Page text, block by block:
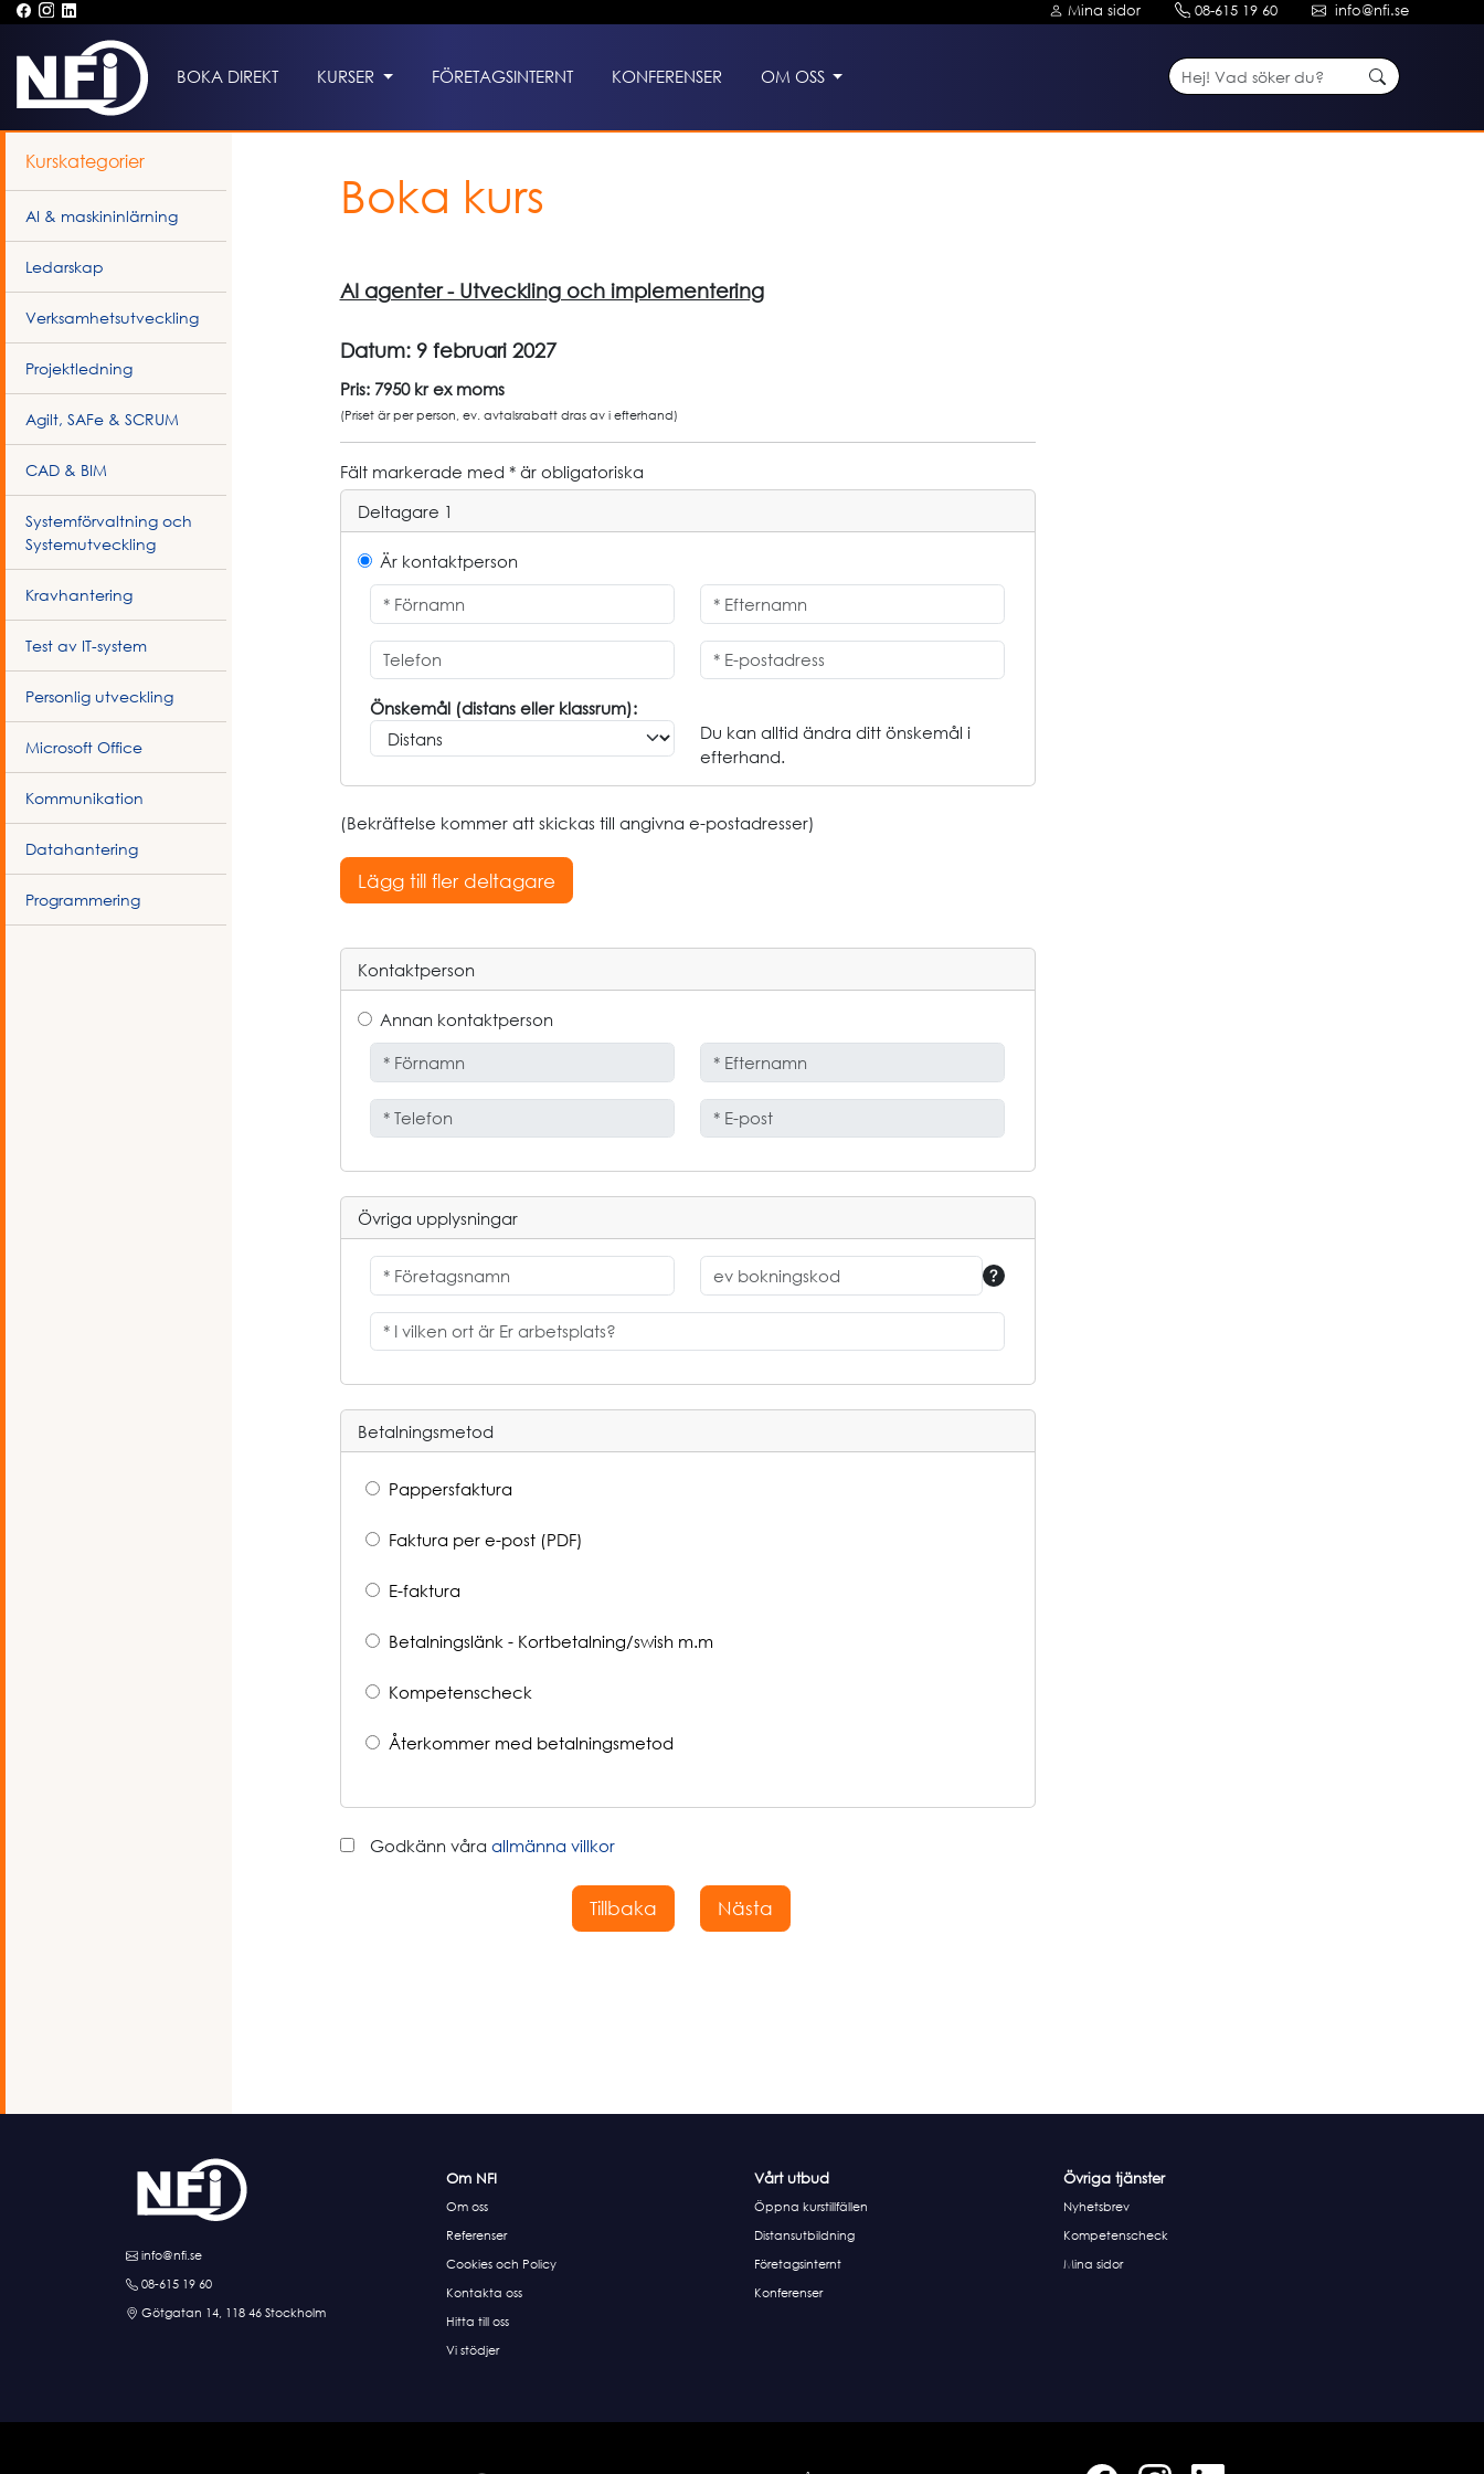
Mina sidor 08-615 19 60 info@nfi.se
BOKA DIREKT KURSER FÖRETAGSINTERNT KONFERENSER OM OSS
Kurskategorier
AI & maskininlärning
Ledarskap
Verksamhetsutveckling
Projektledning
Agilt, SAFe & SCRUM
CAD & BIM
Systemförvaltning och
Systemutveckling
Kravhantering
Test av IT-system
Personlig utveckling
Microsoft Office
Kommunikation
Datahantering
Programmering
Boka kurs
AI agenter - Utveckling och implementering
Datum: 9 februari 2027
Pris: 7950 kr ex moms
(Priset är per person, ev. avtalsrabatt dras av i efterhand)
Fält markerade med * är obligatoriska
Deltagare 1
Är kontaktperson
Önskemål (distans eller klassrum):
Du kan alltid ändra ditt önskemål i
efterhand.
(Bekräftelse kommer att skickas till angivna e-postadresser)
Kontaktperson
Annan kontaktperson
Övriga upplysningar
Betalningsmetod
Pappersfaktura
Faktura per e-post (PDF)
E-faktura
Betalningslänk - Kortbetalning/swish m.m
Kompetenscheck
Återkommer med betalningsmetod
Godkänn våra allmänna villkor
Tillbaka
info@nfi.se
08-615 19 60
Götgatan 14, 118 46 Stockholm
Om NFI
Om oss
Referenser
Cookies och Policy
Kontakta oss
Hitta till oss
Vi stödjer
Vårt utbud
Öppna kurstillfällen
Distansutbildning
Företagsinternt
Konferenser
Övriga tjänster
Nyhetsbrev
Kompetenscheck
Mina sidor